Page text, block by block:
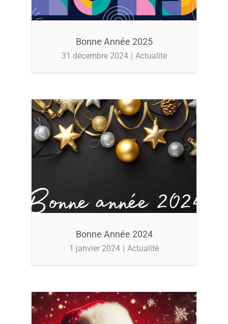
Bonne Année 2025
31 décembre 2024 | Actualité
Bonne Année 2024
1 janvier 2024 | Actualité